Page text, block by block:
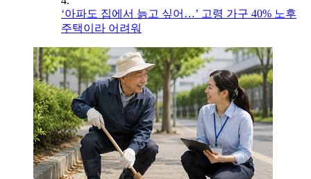
‘아파도 집에서 늙고 싶어…’ 고령 가구 40% 노후
주택이라 어려워